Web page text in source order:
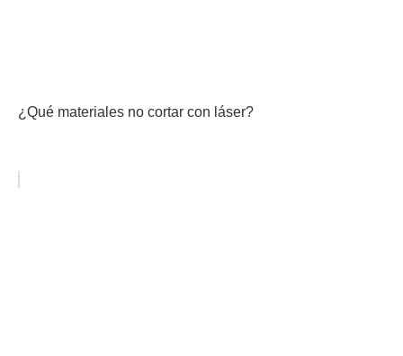
¿Qué materiales no cortar con láser?